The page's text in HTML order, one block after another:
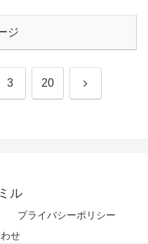
ジ
3 20 次
ル
プライバシーポリシー
せ